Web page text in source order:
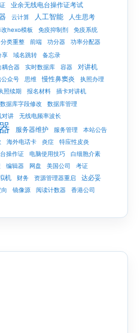
业余无线电台操作证考试
云计算 人工智能 人生思考
改hexo模板 免疫抑制剂
免疫系统
分类重整 前端 功分器
功率分配器
享 域名跳转
备忘录
耦合器 实时数据库 容器
对讲机
公众号 思维 慢性鼻窦炎
执照办理
照续期 报名材料 插卡对讲机
数据库字段修改
数据库管理
对讲
无线电频率波长
服务器维护 服务管理
本站公告
海外电话卡 炎症
特应性皮炎
操作证 电脑使用技巧
白细胞介素
编辑器 网盘 美国公司 考证
机 财务 资源管理器重启 达必妥
镜像源 阅读计数器 香港公司